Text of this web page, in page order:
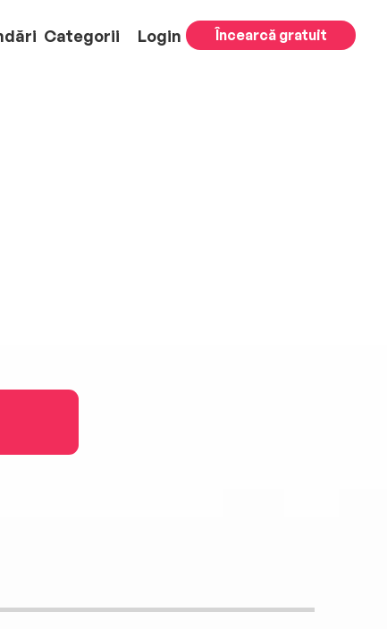
Categorii Login Încearcă gratuit